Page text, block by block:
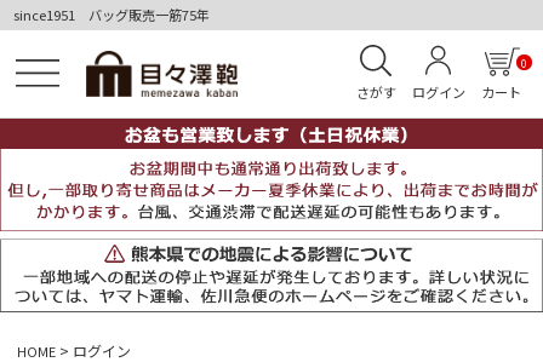
since1951 バッグ販売一筋75年
さがす ログイン カート
0
HOME ログイン